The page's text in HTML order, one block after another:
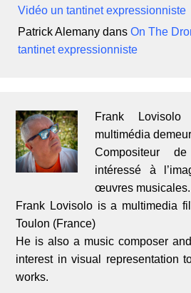
Vidéo un tantinet expressionniste
Patrick Alemany dansOn The
tantinet expressionniste
Frank
multimédia
Compositeur
intéressé à
œuvres musicales.
Frank Lovisolo is a multimedia
Toulon (France)
He is also a music composer
interest in visual representation
works.